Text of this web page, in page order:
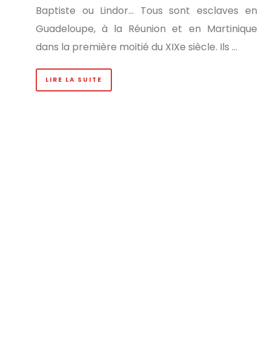
Baptiste ou Lindor… Tous sont esclaves en
Guadeloupe, à la Réunion et en Martinique
dans la première moitié du XIXe siècle. Ils …
LIRE LA SUITE